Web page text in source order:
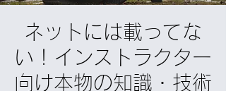
ネットには載ってな
い！インストラクター
向け本物の知識・技術